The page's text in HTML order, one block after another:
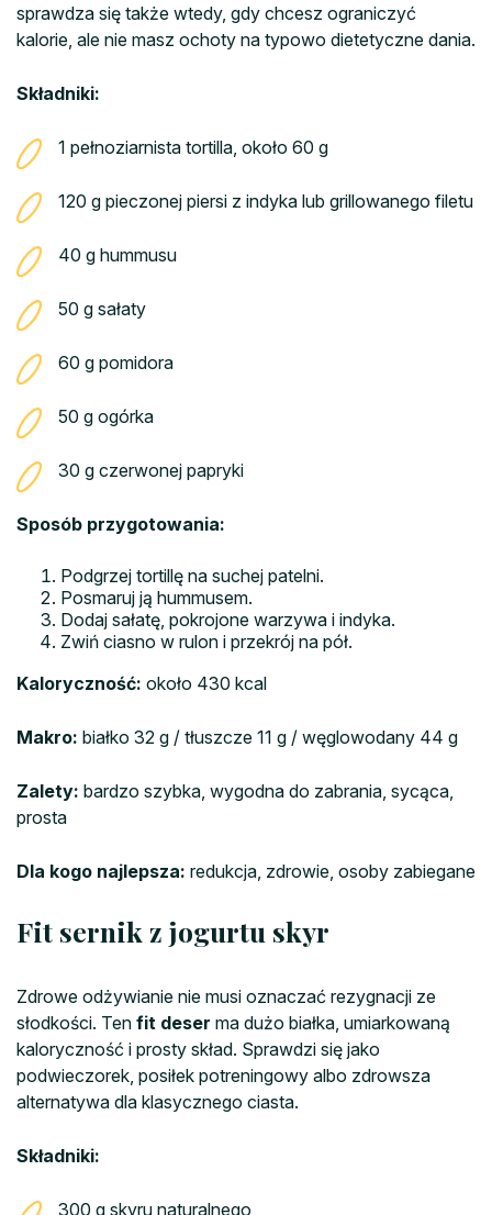
sprawdza się także wtedy, gdy chcesz ograniczyć
kalorie, ale nie masz ochoty na typowo dietetyczne dania.
Składniki:
1 pełnoziarnista tortilla, około 60 g
120 g pieczonej piersi z indyka lub grillowanego filetu
40 g hummusu
50 g sałaty
60 g pomidora
50 g ogórka
30 g czerwonej papryki
Sposób przygotowania:
Podgrzej tortillę na suchej patelni.
Posmaruj ją hummusem.
Dodaj sałatę, pokrojone warzywa i indyka.
Zwiń ciasno w rulon i przekrój na pół.
Kaloryczność: około 430 kcal
Makro: białko 32 g / tłuszcze 11 g / węglowodany 44 g
Zalety: bardzo szybka, wygodna do zabrania, sycąca,
prosta
Dla kogo najlepsza: redukcja, zdrowie, osoby zabiegane
Fit sernik z jogurtu skyr
Zdrowe odżywianie nie musi oznaczać rezygnacji ze
słodkości. Ten fit deser ma dużo białka, umiarkowaną
kaloryczność i prosty skład. Sprawdzi się jako
podwieczorek, posiłek potreningowy albo zdrowsza
alternatywa dla klasycznego ciasta.
Składniki:
300 g skyru naturalnego